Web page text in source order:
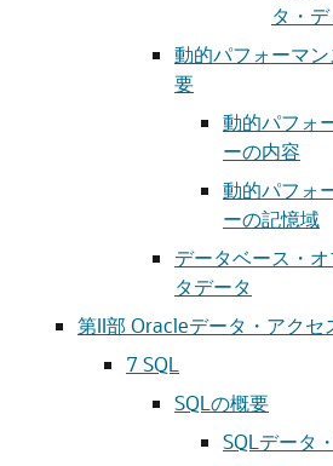
タ・
動的パフォーマ
要
動的パフォ
ーの内容
動的パフォ
ーの記憶域
データベース・
タデータ
第II部 Oracleデータ・アクセ
7 SQL
SQLの概要
SQLデータ